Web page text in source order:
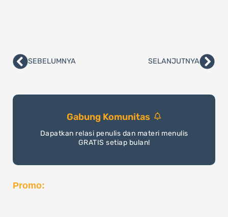
PrevSEBELUMNYA SELANJUTNYA
Gabung Komunitas
Dapatkan relasi penulis dan materi menulis
GRATIS setiap bulan!
Promo: